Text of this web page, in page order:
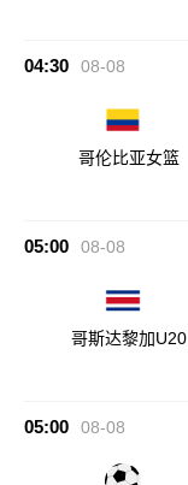
04:30 08-08
哥伦比亚女篮
05:00 08-08
哥斯达黎加U20
05:00 08-08